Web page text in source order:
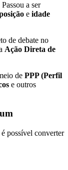
Passou a ser
e idade
de debate no
Ação Direta de
de PPP (Perfil
e outros
é possível converter